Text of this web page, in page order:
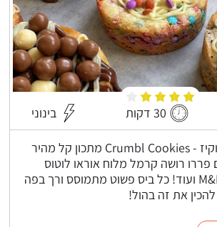
30 דקות בינוני
עוגיות קראמבל קוקיז - Crumbl Cookies מתכון קל מהיר
פררו רושה קרמל מלוח אוראו לוטוס
פיסטוק סוכריות M&M ועוד! כל ביס פשוט מתמוסס ורך בפה
את זה בהול!